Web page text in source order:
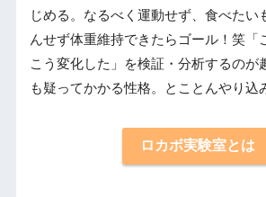
じめる。なるべく運動せず、食べたい
んせず体重維持できたらゴール！笑「
こう変化した」を検証・分析するのが
も疑ってかかる性格。とことんやり込
ロカボ実験室とは